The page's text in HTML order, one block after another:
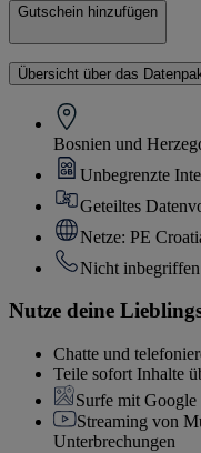
Gutschein hinzufügen
Übersicht über das
Bosnien und
Unbegrenzte
Geteiltes
Netze: PE
Nicht inbegriffen
Nutze deine
Chatte und
Teile sofort Inhalte
Surfe mit
Streaming von
Unterbrechungen